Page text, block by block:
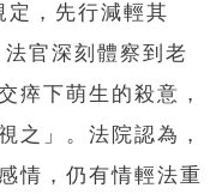
，先行減輕其
官深刻體察到老
瘁下萌生的殺意，
之」。法院認為，
情，仍有情輕法重